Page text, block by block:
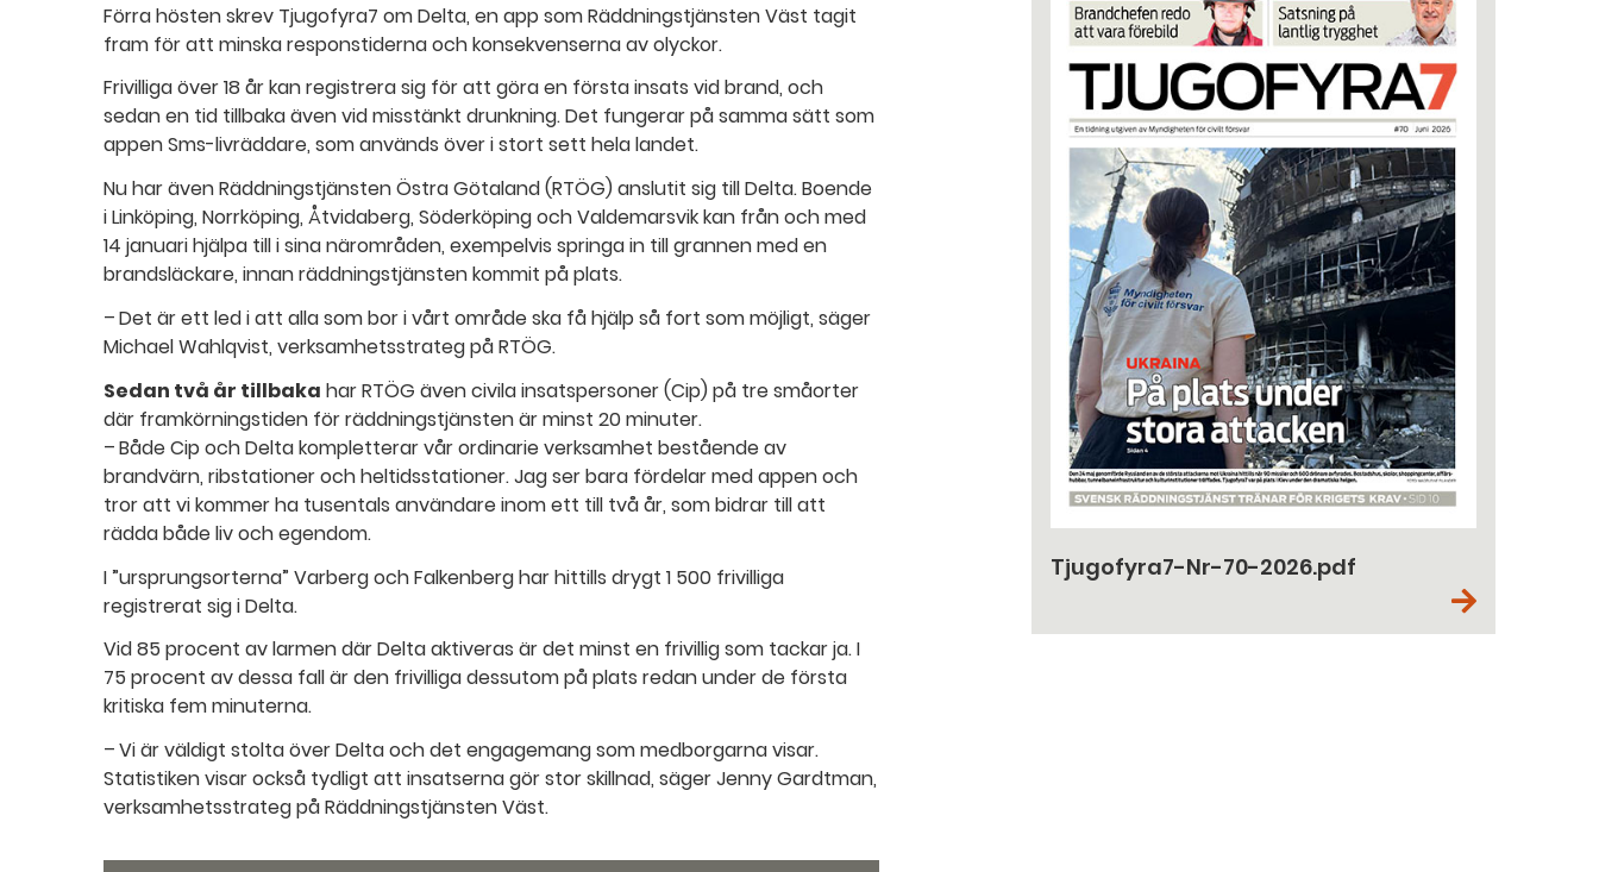
Förra hösten skrev Tjugofyra7 om Delta, en app som Räddningstjänsten Väst tagit
fram för att minska responstiderna och konsekvenserna av olyckor.
Frivilliga över 18 år kan registrera sig för att göra en första insats vid brand, och
sedan en tid tillbaka även vid misstänkt drunkning. Det fungerar på samma sätt som
appen Sms-livräddare, som används över i stort sett hela landet.
Nu har även Räddningstjänsten Östra Götaland (RTÖG) anslutit sig till Delta. Boende
i Linköping, Norrköping, Åtvidaberg, Söderköping och Valdemarsvik kan från och med
14 januari hjälpa till i sina närområden, exempelvis springa in till grannen med en
brandsläckare, innan räddningstjänsten kommit på plats.
– Det är ett led i att alla som bor i vårt område ska få hjälp så fort som möjligt, säger
Michael Wahlqvist, verksamhetsstrateg på RTÖG.
Sedan två år tillbaka har RTÖG även civila insatspersoner (Cip) på tre småorter
där framkörningstiden för räddningstjänsten är minst 20 minuter.
– Både Cip och Delta kompletterar vår ordinarie verksamhet bestående av
brandvärn, ribstationer och heltidsstationer. Jag ser bara fördelar med appen och
tror att vi kommer ha tusentals användare inom ett till två år, som bidrar till att
rädda både liv och egendom.
I ”ursprungsorterna” Varberg och Falkenberg har hittills drygt 1 500 frivilliga
registrerat sig i Delta.
Vid 85 procent av larmen där Delta aktiveras är det minst en frivillig som tackar ja. I
75 procent av dessa fall är den frivilliga dessutom på plats redan under de första
kritiska fem minuterna.
– Vi är väldigt stolta över Delta och det engagemang som medborgarna visar.
Statistiken visar också tydligt att insatserna gör stor skillnad, säger Jenny Gardtman,
verksamhetsstrateg på Räddningstjänsten Väst.
Tjugofyra7-Nr-70-2026.pdf